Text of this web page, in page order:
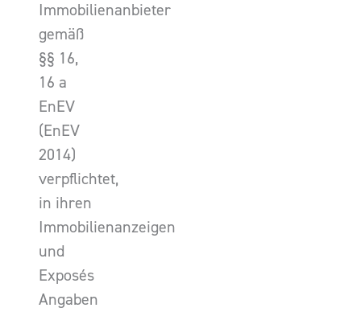
Immobilienanbieter
gemäß
§§ 16,
16 a
EnEV
(EnEV
2014)
verpflichtet,
in ihren
Immobilienanzeigen
und
Exposés
Angaben